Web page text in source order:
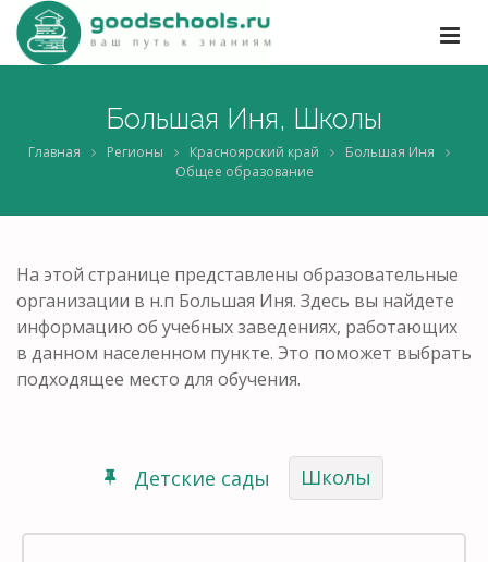
Большая Иня, Школы
Главная Регионы Красноярский край
Большая Иня
Общее образование
На этой странице представлены образовательные
организации в н.п Большая Иня. Здесь вы найдете
информацию об учебных заведениях, работающих
в данном населенном пункте. Это поможет выбрать
подходящее место для обучения.
Детские сады Школы